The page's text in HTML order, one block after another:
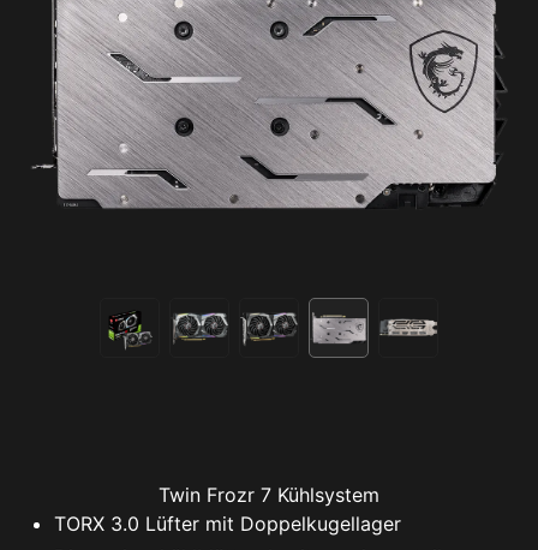
Twin Frozr 7 Kühlsystem
TORX 3.0 Lüfter mit Doppelkugellager